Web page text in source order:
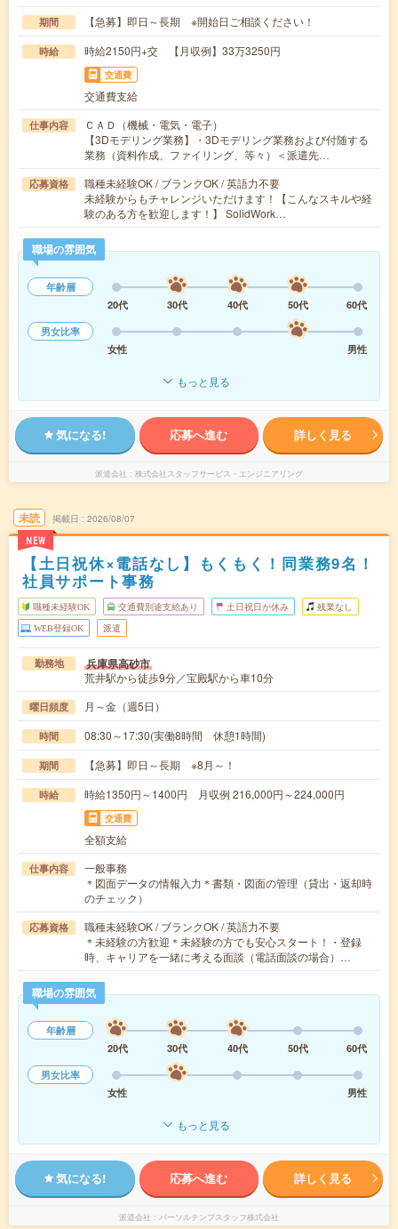
期間 【急募】即日～長期 ※開始日ご相談ください！
時給 時給2150円+交 【月収例】33万3250円
交通費
交通費支給
仕事内容
ＣＡＤ（機械・電気・電子）
【3Dモデリング業務】・3Dモデリング業務および付随する
業務（資料作成、ファイリング、等々）＜派遣先…
応募資格
職種未経験OK / ブランクOK / 英語力不要
未経験からもチャレンジいただけます！【こんなスキルや経
験のある方を歓迎します！】 SolidWork…
職場の雰囲気
年齢層
20代
30代 40代 50代
60代
男女比率
女性
男性
もっと見る
気になる! 応募へ進む 詳しく見る
派遣会社 株式会社スタッフサービス・エンジニアリング
未読
NEW
掲載日 2026/08/07
【土日祝休×電話なし】もくもく！同業務9名！
社員サポート事務
職種未経験OK 交通費別途支給あり 土日祝日が休み 残業なし
WEB登録OK 派遣
勤務地 兵庫県高砂市
荒井駅から徒歩9分／宝殿駅から車10分
曜日頻度 月～金（週5日）
時間 08:30～17:30(実働8時間 休憩1時間)
期間 【急募】即日～長期 ※8月～！
時給 時給1350円～1400円 月収例 216,000円～224,000円
交通費
全額支給
仕事内容
一般事務
＊図面データの情報入力＊書類・図面の管理（貸出・返却時
のチェック）
応募資格
職種未経験OK / ブランクOK / 英語力不要
＊未経験の方歓迎＊未経験の方でも安心スタート！・登録
時、キャリアを一緒に考える面談（電話面談の場合）…
職場の雰囲気
年齢層
20代
30代 40代 50代
60代
男女比率
女性
男性
もっと見る
気になる! 応募へ進む 詳しく見る
派遣会社 パーソルテンプスタッフ株式会社